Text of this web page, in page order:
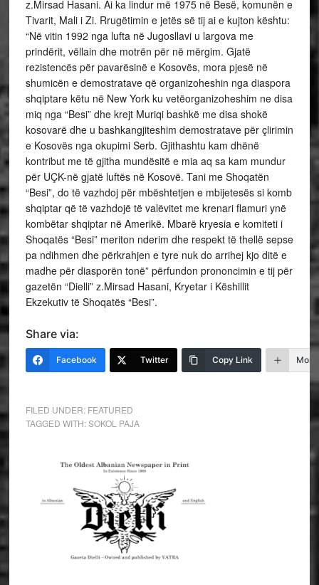
z.Mirsad Hasani. Ai ka lindur më 1975 në Besë, komunën e
Tivarit, Mali i Zi. Rrugëtimin e jetës së tij ai e kujton kështu:
“Në vitin 1992 nga lufta në Jugosllavi u largova me
prindërit, vëllain dhe motrën për në mërgim. Gjatë
rezistencës për pavarësinë e Kosovës, mora pjesë në
shumicën e demostratave që organizoheshin nga diaspora
shqiptare këtu në New York ku vetëorganizoheshim ne disa
miq nga “Besi” dhe krejt Muriqi bashkë me disa shokë
kosovarë dhe u bashkangjiteshim demostratave për çlirimin
e Kosovës nga okupimi Serb. Gjithashtu kam dhënë
kontribut me të gjitha mundësitë e mia aq sa kam mundur
për UÇK-në gjatë luftës në Kosovë. Tani me Shoqatën
“Besi”, do të vazhdoj për mbështetjen e mbijetesës si komb
shqiptar që të vazhdojë të valëvitet me krenari flamuri ynë
kombëtar shqiptar në Amerikë. Mbarë kryesia e komiteti i
Shoqatës “Besi” meriton nderim dhe respekt të thellë sepse
pa ndihmen dhe përkrahjen e tyre nuk do arrihej kjo ditë e
madhe për diasporën tonë” përfundon prononcimin e tij për
gazetën “Dielli” z.Mirsad Hasani, Kryetar i Këshillit
Ekzekutiv të Shoqatës “Besi”.
Share via:
Facebook Twitter Copy Link More
FILED UNDER: FEATURED
TAGGED WITH:SOKOL PAJA